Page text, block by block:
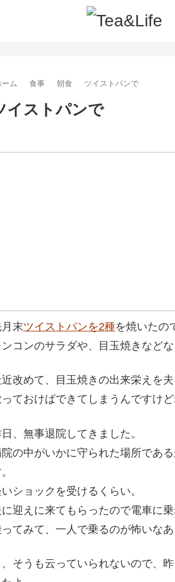
ーム 食事 朝食 ツイストパンで
イストパンで
末ツイストパンを2種を焼いたの
ンコンのサラダや、目玉焼きなどな
改めて、目玉焼きの出来栄えを
っておけばできてしまうんですけど
、無事退院してきました。
の中がいかに守られた場所であ
ショックを受けるくらい。
に迎えに来てもらったので電車に乗
ってみて、一人で乗るのが怖いなあ
、そうも云っていられないので、